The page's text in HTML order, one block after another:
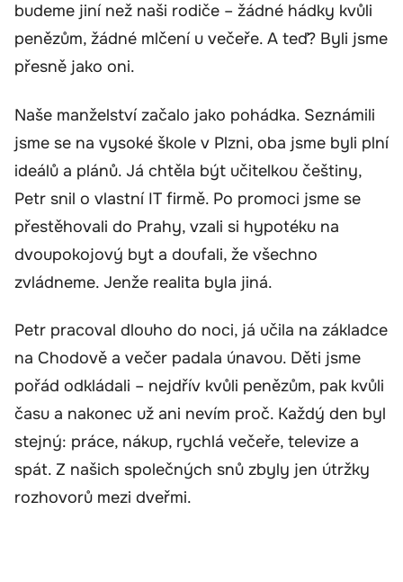
budeme jiní než naši rodiče – žádné hádky kvůli
penězům, žádné mlčení u večeře. A teď? Byli jsme
přesně jako oni.
Naše manželství začalo jako pohádka. Seznámili
jsme se na vysoké škole v Plzni, oba jsme byli plní
ideálů a plánů. Já chtěla být učitelkou češtiny,
Petr snil o vlastní IT firmě. Po promoci jsme se
přestěhovali do Prahy, vzali si hypotéku na
dvoupokojový byt a doufali, že všechno
zvládneme. Jenže realita byla jiná.
Petr pracoval dlouho do noci, já učila na základce
na Chodově a večer padala únavou. Děti jsme
pořád odkládali – nejdřív kvůli penězům, pak kvůli
času a nakonec už ani nevím proč. Každý den byl
stejný: práce, nákup, rychlá večeře, televize a
spát. Z našich společných snů zbyly jen útržky
rozhovorů mezi dveřmi.